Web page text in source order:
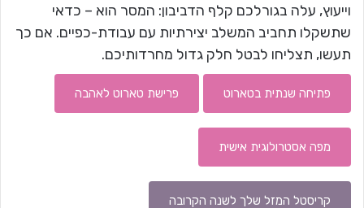
וייעוץ, עלה בגורלכם קלף הדביבון: המסר הוא – כדאי
שתשקלו תחביב המשלב יצירתיות עם עבודת-כפיים. אם כך
תעשו, תצליחו לבטל חלק גדול מחרדותיכם.
פתיחה שנתית בטארוט פרישת טארוט לאהבה
מפה אסטרולוגית אישית
קריסטל המזל שלך לשנה הקרובה